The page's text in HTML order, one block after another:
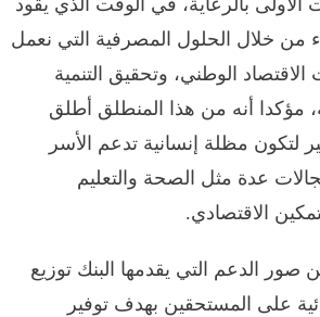
الأولى بالرعاية، في الوقت الذي يقود
من خلال الحلول المصرفية التي نعمل
الاقتصاد الوطني، وتحقيق التنمية
مؤكدا أنه من هذا المنطلق أطلق
لتكون مظلة إنسانية تدعم الأسر
عدة مثل الصحة والتعليم
الاقتصادي.
صور الدعم التي يقدمها البنك توزيع
على المستحقين بهدف توفير